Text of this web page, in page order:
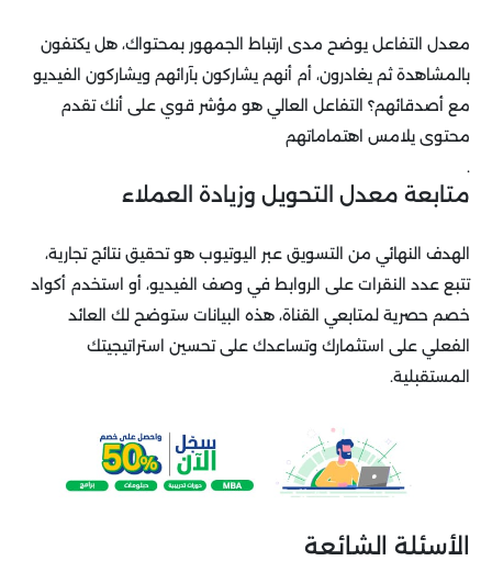
معدل التفاعل يوضح مدى ارتباط الجمهور بمحتواك، هل يكتفون
بالمشاهدة ثم يغادرون، أم أنهم يشاركون بآرائهم ويشاركون الفيديو
مع أصدقائهم؟ التفاعل العالي هو مؤشر قوي على أنك تقدم
محتوى يلامس اهتماماتهم
.
متابعة معدل التحويل وزيادة العملاء
الهدف النهائي من التسويق عبر اليوتيوب هو تحقيق نتائج تجارية،
تتبع عدد النقرات على الروابط في وصف الفيديو، أو استخدم أكواد
خصم حصرية لمتابعي القناة، هذه البيانات ستوضح لك العائد
الفعلي على استثمارك وتساعدك على تحسين استراتيجيتك
المستقبلية.
الأسئلة الشائعة